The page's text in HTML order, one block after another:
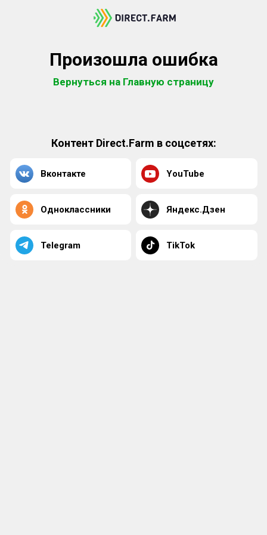
Произошла ошибка
Вернуться на Главную страницу
Контент Direct.Farm в соцсетях:
Вконтакте YouTube
Одноклассники Яндекс.Дзен
Telegram TikTok